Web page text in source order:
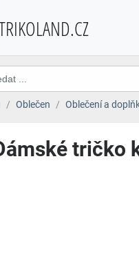
Oblečen Oblečení a
tričko